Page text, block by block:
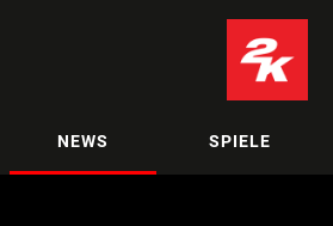
NEWS SPIELE